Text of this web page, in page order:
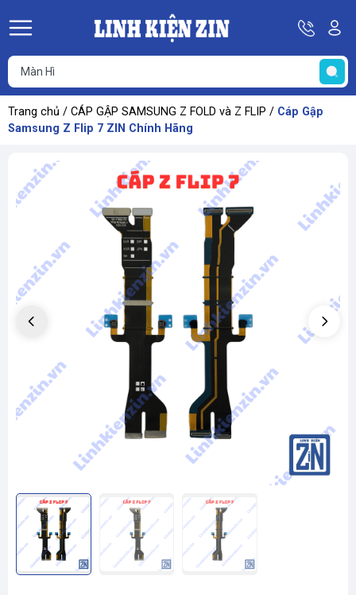
Hotline
08
69
67
68
69
Trang chủ / CÁP GẬP SAMSUNG Z FOLD và Z FLIP / Cáp Gập
Samsung Z Flip 7 ZIN Chính Hãng